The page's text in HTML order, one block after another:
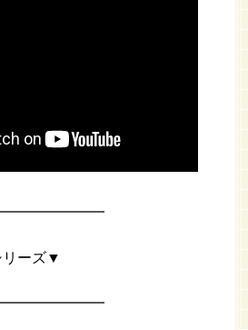
ーズ▼